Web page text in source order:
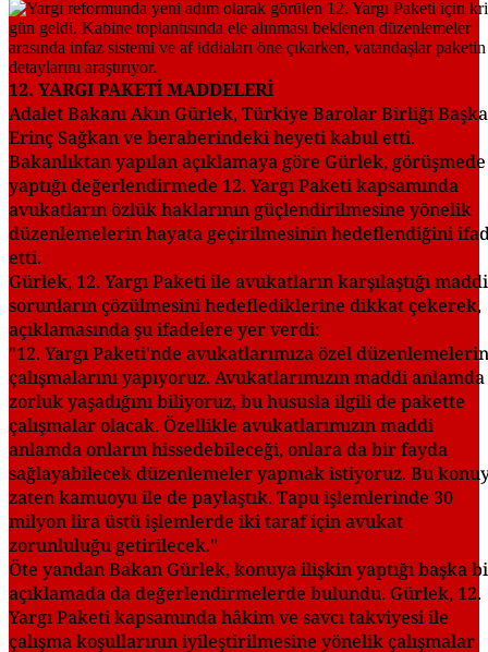
12. YARGI PAKETİ MADDELERİ
Adalet Bakanı Akın Gürlek, Türkiye Barolar Birliği
Erinç Sağkan ve beraberindeki heyeti kabul etti.
Bakanlıktan yapılan açıklamaya göre Gürlek, görüşmede
yaptığı değerlendirmede 12. Yargı Paketi kapsamında
avukatların özlük haklarının güçlendirilmesine yönelik
düzenlemelerin hayata geçirilmesinin hedeflendiğini
etti.
Gürlek, 12. Yargı Paketi ile avukatların karşılaştığı maddi
sorunların çözülmesini hedeflediklerine dikkat çekerek,
açıklamasında şu ifadelere yer verdi:
"12. Yargı Paketi'nde avukatlarımıza özel düzenlemelerin
çalışmalarını yapıyoruz. Avukatlarımızın maddi anlamda
zorluk yaşadığını biliyoruz, bu hususla ilgili de pakette
çalışmalar olacak. Özellikle avukatlarımızın maddi
anlamda onların hissedebileceği, onlara da bir fayda
sağlayabilecek düzenlemeler yapmak istiyoruz. Bu
zaten kamuoyu ile de paylaştık. Tapu işlemlerinde 30
milyon lira üstü işlemlerde iki taraf için avukat
zorunluluğu getirilecek."
Öte yandan Bakan Gürlek, konuya ilişkin yaptığı başka
açıklamada da değerlendirmelerde bulundu. Gürlek, 12.
Yargı Paketi kapsamında hâkim ve savcı takviyesi ile
çalışma koşullarının iyileştirilmesine yönelik çalışmalar